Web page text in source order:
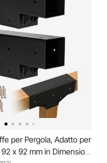
per Pergola, Adatto per
x 92 mm in Dimensioni